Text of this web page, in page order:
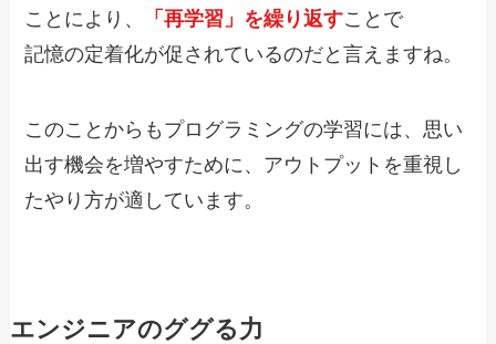
ことにより、 「再学習」を繰り返すことで
記憶の定着化が促されているのだと言えますね。
このことからもプログラミングの学習には、思い
出す機会を増やすために、アウトプットを重視し
たやり方が適しています。
エンジニアのググる力